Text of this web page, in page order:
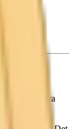
kan styra